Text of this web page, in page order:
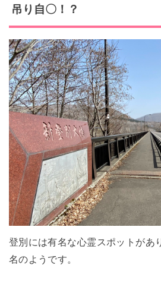
吊り自〇！？
登別には有名な心霊スポットがあ
名のようです。